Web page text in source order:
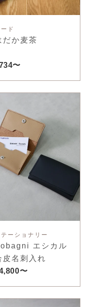
ド
だか麦茶
〜
テーショナリー
エシカル
皮名刺入れ
〜